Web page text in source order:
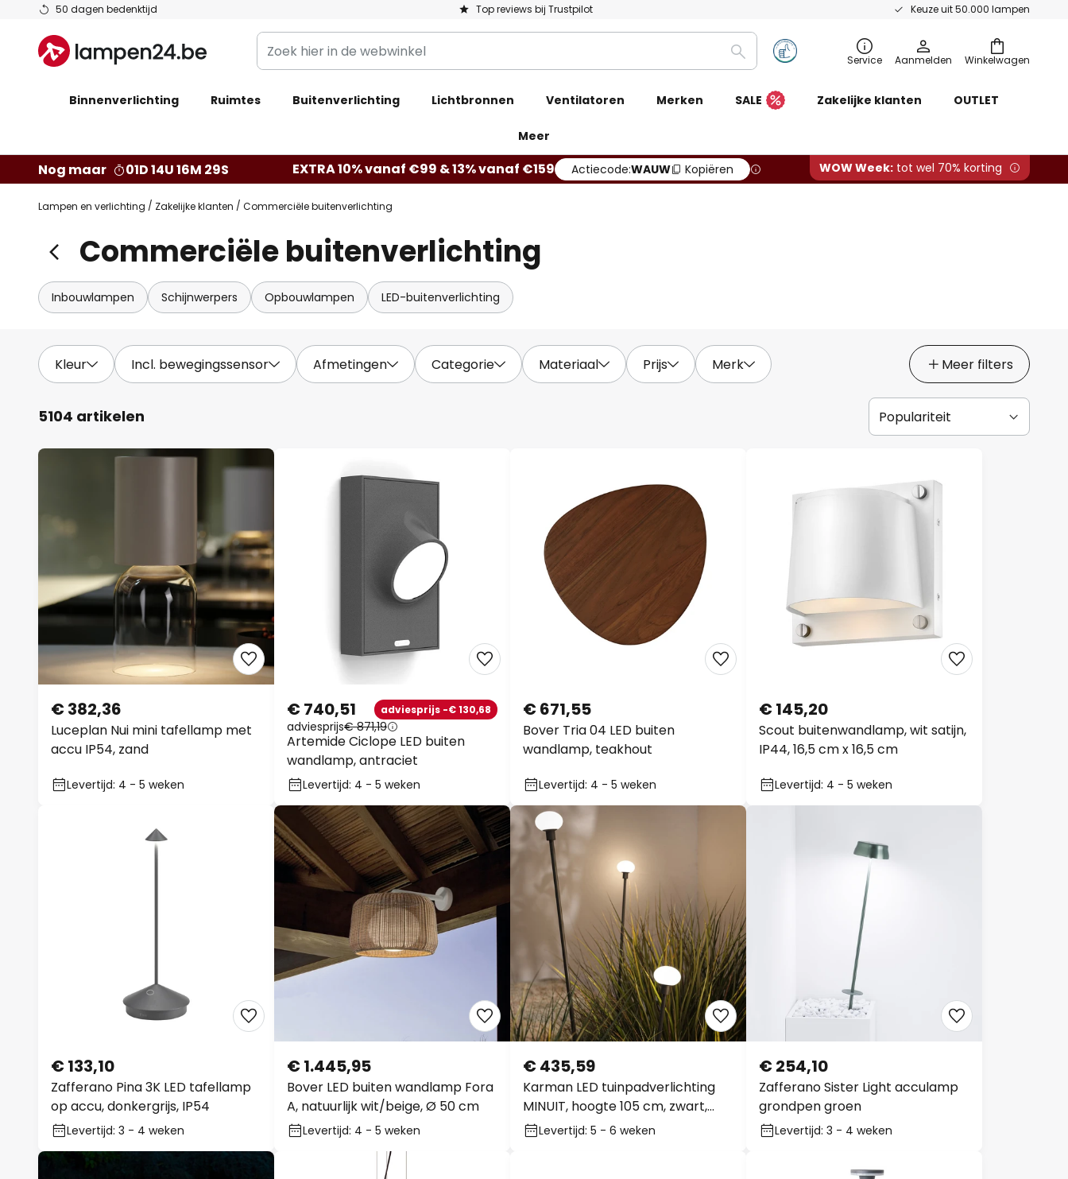
50 dagen bedenktijd Top reviews bij Trustpilot Keuze uit 50.000 lampen
Ga
de
inhoud
Winkelwagen
Zoek
hier
de
Zoeken Service Aanmelden
Binnenverlichting Ruimtes Buitenverlichting Lichtbronnen Ventilatoren Merken SALE Zakelijke klanten OUTLET
Meer
Nog maar 01D 14U 16M 27S EXTRA 10% vanaf €99 & 13% vanaf €159 Actiecode:WAUW Kopiëren WOW Week: tot wel 70% korting
Lampen en verlichting Zakelijke klanten Commerciële buitenverlichting
Commerciële buitenverlichting
Inbouwlampen Schijnwerpers Opbouwlampen LED-buitenverlichting
Kleur Incl. bewegingssensor Afmetingen Categorie Materiaal Prijs Merk Meer filters
5104 artikelen
Luceplan Nui mini tafellamp met
accu IP54, zand
€ 382,36
Levertijd: 4 - 5 weken
Artemide Ciclope LED buiten
wandlamp, antraciet
€ 740,51 adviesprijs -€ 130,68
adviesprijs€ 871,19
Levertijd: 4 - 5 weken
Bover Tria 04 LED buiten
wandlamp, teakhout
€ 671,55
Levertijd: 4 - 5 weken
Scout buitenwandlamp, wit satijn,
IP44, 16,5 cm x 16,5 cm
€ 145,20
Levertijd: 4 - 5 weken
Zafferano Pina 3K LED tafellamp
op accu, donkergrijs, IP54
€ 133,10
Levertijd: 3 - 4 weken
Bover LED buiten wandlamp Fora
A, natuurlijk wit/beige, Ø 50 cm
€ 1.445,95
Levertijd: 4 - 5 weken
Karman LED tuinpadverlichting
MINUIT, hoogte 105 cm, zwart,
IP65
€ 435,59
Levertijd: 5 - 6 weken
Zafferano Sister Light acculamp
grondpen groen
€ 254,10
Levertijd: 3 - 4 weken